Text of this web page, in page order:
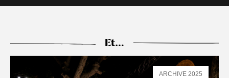
Et…
ARCHIVE 2025